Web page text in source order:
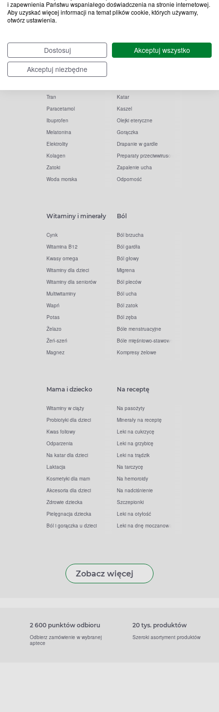
i zapewnienia Państwu wspaniałego doświadczenia na stronie internetowej.
Aby uzyskać więcej informacji na temat plików cookie, których używamy,
otwórz ustawienia.
Dostosuj
Akceptuj wszystko
Akceptuj niezbędne
Popularne zapytania
Witamina D
Witamina C
Tran
Paracetamol
Ibuprofen
Melatonina
Elektrolity
Kolagen
Zatoki
Woda morska
Przeziębienie i grypa
Katar
Kaszel
Olejki eteryczne
Gorączka
Drapanie w gardle
Preparaty przeciwwirusowe
Zapalenie ucha
Odporność
Witaminy i minerały
Cynk
Witamina B12
Kwasy omega
Witaminy dla dzieci
Witaminy dla seniorów
Multiwitaminy
Wapń
Potas
Żelazo
Żeń-szeń
Magnez
Ból
Ból brzucha
Ból gardła
Ból głowy
Migrena
Ból pleców
Ból ucha
Ból zatok
Ból zęba
Bóle menstruacyjne
Bóle mięśniowo-stawowe
Kompresy żelowe
Mama i dziecko
Witaminy w ciąży
Probiotyki dla dzieci
Kwas foliowy
Odparzenia
Na katar dla dzieci
Laktacja
Kosmetyki dla mam
Akcesoria dla dzieci
Zdrowie dziecka
Pielęgnacja dziecka
Ból i gorączka u dzieci
Na receptę
Na pasożyty
Minerały na receptę
Leki na cukrzycę
Leki na grzybicę
Leki na trądzik
Na tarczycę
Na hemoroidy
Na nadciśnienie
Szczepionki
Leki na otyłość
Leki na dnę moczanową
Zobacz więcej
2 600 punktów odbioru
Odbierz zamówienie w wybranej
aptece
20 tys. produktów
Szeroki asortyment produktów